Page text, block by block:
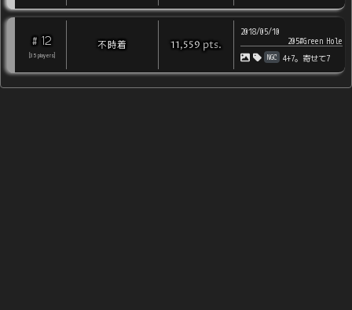
# 12
35 players
不時着 11,559 pts.
2018/05/10
205#Green Hole
NGC 4+7。寄せて7